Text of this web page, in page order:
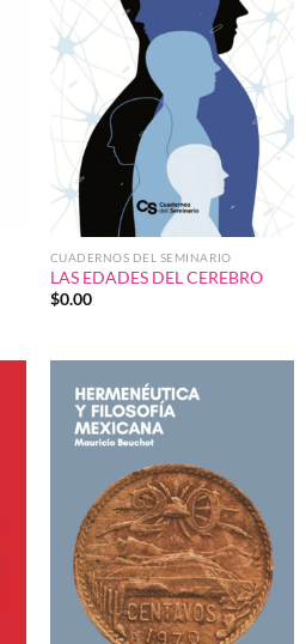
CUADERNOS DEL SEMINARIO
LAS EDADES DEL CEREBRO
$0.00